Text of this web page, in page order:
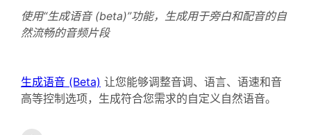
使用“生成语音 (beta)”功能，生成用于旁白和配音的自
然流畅的音频片段
生成语音 (Beta) 让您能够调整音调、语言、语速和音
高等控制选项，生成符合您需求的自定义自然语音。